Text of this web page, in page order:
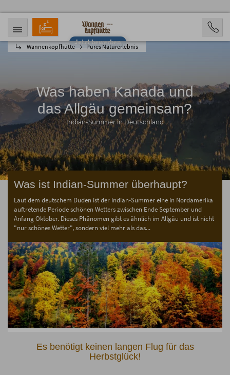
Jetzt bewerben
Wannenkopfhütte Pures Naturerlebnis
ANREISE ABREISE
BUCHEN
Was haben Kanada und
das Allgäu gemeinsam?
Indian-Summer in Deutschland
Was ist Indian-Summer überhaupt?
Laut dem deutschem Duden ist der Indian-Summer eine in Nordamerika
auftretende Periode schönen Wetters zwischen Ende September und
Anfang Oktober. Dieses Phänomen gibt es ähnlich im Allgäu und ist nicht
"nur schönes Wetter", sondern viel mehr als das...
Es benötigt keinen langen Flug für das
Herbstglück!